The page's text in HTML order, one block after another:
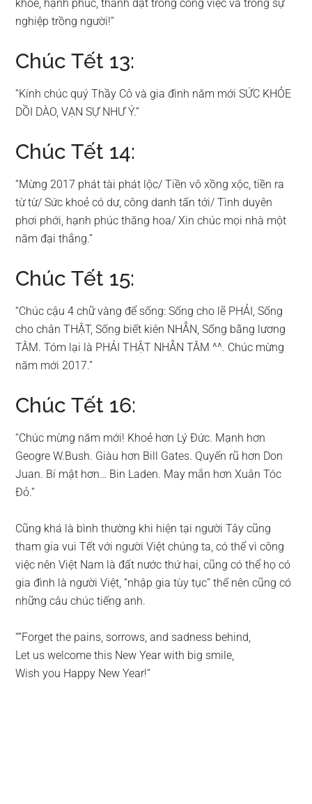
khoẻ, hạnh phúc, thành đạt trong công việc và trong sự
nghiệp trồng người!”
Chúc Tết 13:
“Kính chúc quý Thầy Cô và gia đình năm mới SỨC KHỎE
DỒI DÀO, VẠN SỰ NHƯ Ý.”
Chúc Tết 14:
“Mừng 2017 phát tài phát lộc/ Tiền vô xồng xộc, tiền ra
từ từ/ Sức khoẻ có dư, công danh tấn tới/ Tình duyên
phơi phới, hạnh phúc thăng hoa/ Xin chúc mọi nhà một
năm đại thắng.”
Chúc Tết 15:
“Chúc cậu 4 chữ vàng để sống: Sống cho lẽ PHẢI, Sống
cho chân THẬT, Sống biết kiên NHẪN, Sống bằng lương
TÂM. Tóm lại là PHẢI THẬT NHẪN TÂM ^^. Chúc mừng
năm mới 2017.”
Chúc Tết 16:
“Chúc mừng năm mới! Khoẻ hơn Lý Đức. Mạnh hơn
Geogre W.Bush. Giàu hơn Bill Gates. Quyến rũ hơn Don
Juan. Bí mật hơn… Bin Laden. May mắn hơn Xuân Tóc
Đỏ.”
Cũng khá là bình thường khi hiện tại người Tây cũng
tham gia vui Tết với người Việt chúng ta, có thể vì công
việc nên Việt Nam là đất nước thứ hai, cũng có thể họ có
gia đình là người Việt, “nhập gia tùy tục” thế nên cũng có
những câu chúc tiếng anh.
“”Forget the pains, sorrows, and sadness behind,
Let us welcome this New Year with big smile,
Wish you Happy New Year!”